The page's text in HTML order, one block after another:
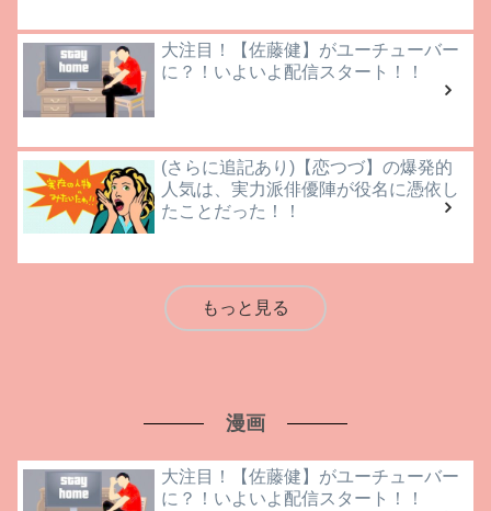
大注目！【佐藤健】がユーチューバー
に？！いよいよ配信スタート！！
(さらに追記あり)【恋つづ】の爆発的
人気は、実力派俳優陣が役名に憑依し
たことだった！！
もっと見る
漫画
大注目！【佐藤健】がユーチューバー
に？！いよいよ配信スタート！！